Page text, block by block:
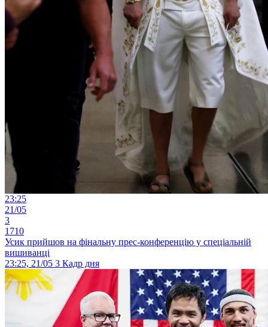
23:25
21/05
3
1710
Усик прийшов на фінальну прес-конференцію у спеціальній
вишиванці
23:25, 21/05 3 Кадр дня